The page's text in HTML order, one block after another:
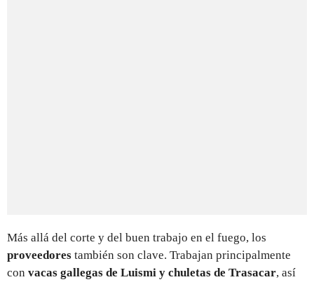
Más allá del corte y del buen trabajo en el fuego, los
proveedores también son clave. Trabajan principalmente
con vacas gallegas de Luismi y chuletas de Trasacar, así